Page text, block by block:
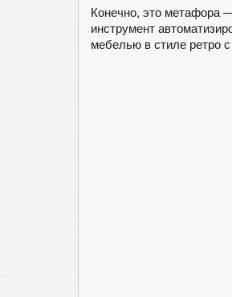
Конечно, это метафора
инструмент
мебелью в стиле ретро